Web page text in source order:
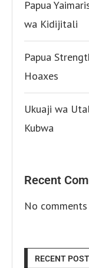
Papua
wa Kidijitali
Papua
Hoaxes
Ukuaji wa
Kubwa
Recent
No
RECENT